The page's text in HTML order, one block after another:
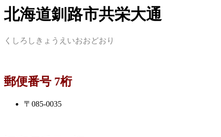
北海道釧路市共栄大通
くしろしきょうえいおおどおり
郵便番号 7桁
〒085-0035